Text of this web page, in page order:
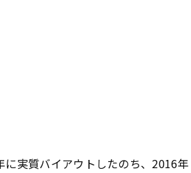
実質バイアウトしたのち、2016年